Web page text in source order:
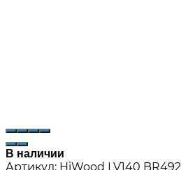
В наличии
Артикул: HiWood LV140 BR492